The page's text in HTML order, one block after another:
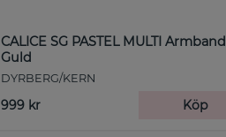
CALICE SG PASTEL MULTI Armband
Guld
DYRBERG/KERN
999 kr Köp